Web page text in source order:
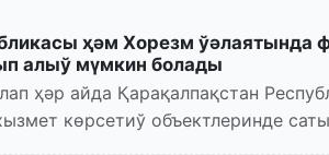
ҳәм Хорезм ўәлаятында
алыў мүмкин болады
ҳәр айда Қарақалпақстан
көрсетиў объектлеринде